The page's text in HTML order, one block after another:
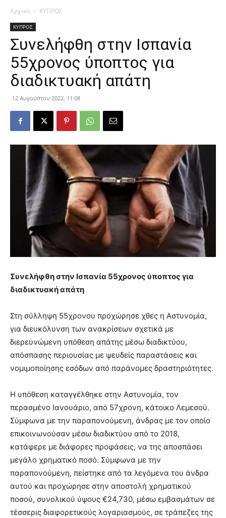
Αρχική ΚΥΠΡΟΣ
ΚΥΠΡΟΣ
Συνελήφθη στην Ισπανία
55χρονος ύποπτος για
διαδικτυακή απάτη
12 Αυγούστου 2022, 11:08
Συνελήφθη στην Ισπανία 55χρονος ύποπτος για
διαδικτυακή απάτη
Στη σύλληψη 55χρονου προχώρησε χθες η Αστυνομία,
για διευκόλυνση των ανακρίσεων σχετικά με
διερευνώμενη υπόθεση απάτης μέσω διαδικτύου,
απόσπασης περιουσίας με ψευδείς παραστάσεις και
νομιμοποίησης εσόδων από παράνομες δραστηριότητες.
Η υπόθεση καταγγέλθηκε στην Αστυνομία, τον
περασμένο Ιανουάριο, από 57χρονη, κάτοικο Λεμεσού.
Σύμφωνα με την παραπονούμενη, άνδρας με τον οποίο
επικοινωνούσαν μέσω διαδικτύου από το 2018,
κατάφερε με διάφορες προφάσεις, να της αποσπάσει
μεγάλο χρηματικό ποσό. Σύμφωνα με την
παραπονούμενη, πείστηκε από τα λεγόμενα του άνδρα
αυτού και προχώρησε στην αποστολή χρηματικού
ποσού, συνολικού ύψους €24,730, μέσω εμβασμάτων σε
τέσσερις διαφορετικούς λογαριασμούς, σε τράπεζες της